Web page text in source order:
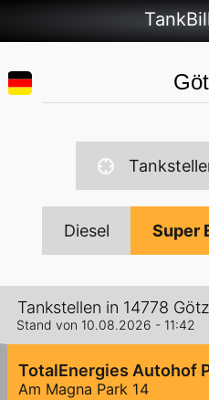
Diesel Super
Tankstellen in 14778 Götz
Stand von 10.08.2026 - 11:42
TotalEnergies Autohof
Am Magna Park 14